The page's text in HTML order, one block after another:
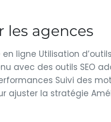
les agences
ligne Utilisation d’outils
avec des outils SEO
Suivi des
ajuster la stratégie